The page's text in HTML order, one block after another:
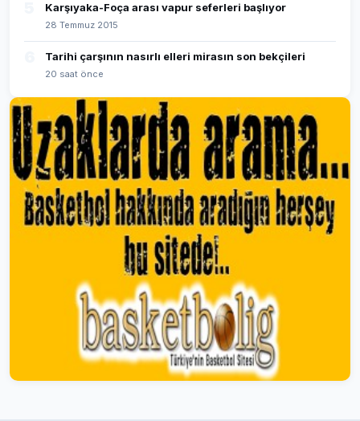
Karşıyaka-Foça arası vapur seferleri başlıyor
28 Temmuz 2015
Tarihi çarşının nasırlı elleri mirasın son bekçileri
20 saat önce